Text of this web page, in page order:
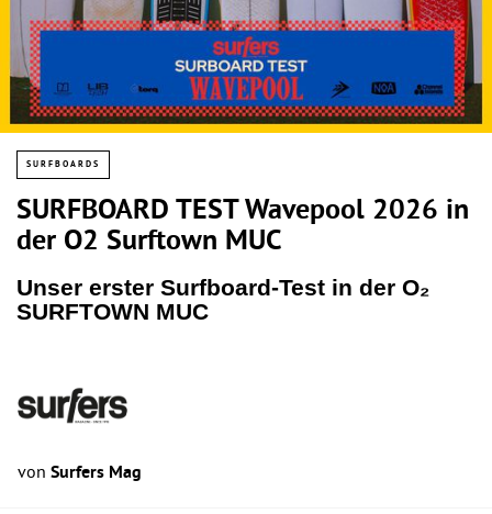
SURFBOARDS
SURFBOARD TEST Wavepool 2026 in
der O2 Surftown MUC
Unser erster Surfboard-Test in der O₂
SURFTOWN MUC
von Surfers Mag